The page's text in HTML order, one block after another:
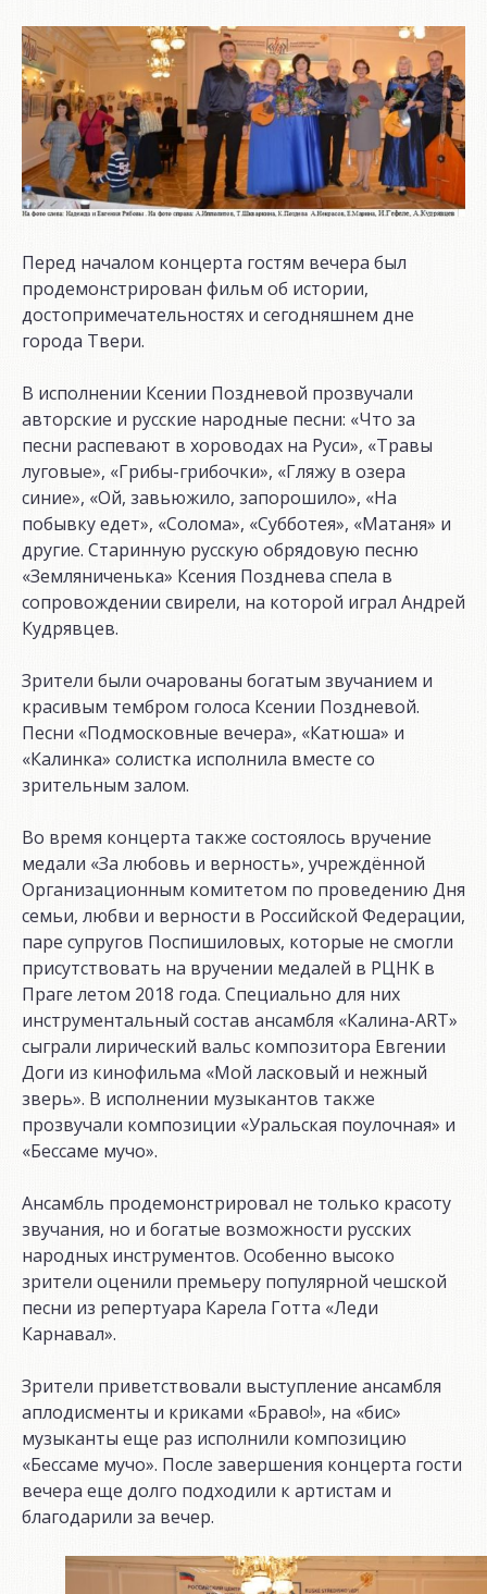
Перед началом концерта гостям вечера был
продемонстрирован фильм об истории,
достопримечательностях и сегодняшнем дне
города Твери.
В исполнении Ксении Поздневой прозвучали
авторские и русские народные песни: «Что за
песни распевают в хороводах на Руси», «Травы
луговые», «Грибы-грибочки», «Гляжу в озера
синие», «Ой, завьюжило, запорошило», «На
побывку едет», «Солома», «Субботея», «Матаня» и
другие. Старинную русскую обрядовую песню
«Земляниченька» Ксения Позднева спела в
сопровождении свирели, на которой играл Андрей
Кудрявцев.
Зрители были очарованы богатым звучанием и
красивым тембром голоса Ксении Поздневой.
Песни «Подмосковные вечера», «Катюша» и
«Калинка» солистка исполнила вместе со
зрительным залом.
Во время концерта также состоялось вручение
медали «За любовь и верность», учреждённой
Организационным комитетом по проведению Дня
семьи, любви и верности в Российской Федерации,
паре супругов Поспишиловых, которые не смогли
присутствовать на вручении медалей в РЦНК в
Праге летом 2018 года. Специально для них
инструментальный состав ансамбля «Калина-ART»
сыграли лирический вальс композитора Евгении
Доги из кинофильма «Мой ласковый и нежный
зверь». В исполнении музыкантов также
прозвучали композиции «Уральская поулочная» и
«Бессаме мучо».
Ансамбль продемонстрировал не только красоту
звучания, но и богатые возможности русских
народных инструментов. Особенно высоко
зрители оценили премьеру популярной чешской
песни из репертуара Карела Готта «Леди
Карнавал».
Зрители приветствовали выступление ансамбля
аплодисменты и криками «Браво!», на «бис»
музыканты еще раз исполнили композицию
«Бессаме мучо». После завершения концерта гости
вечера еще долго подходили к артистам и
благодарили за вечер.